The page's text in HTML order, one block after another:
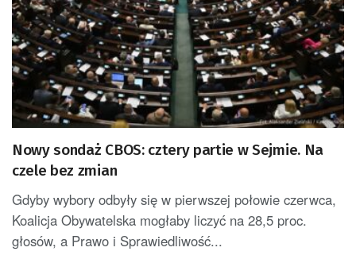
Nowy sondaż CBOS: cztery partie w Sejmie. Na
czele bez zmian
Gdyby wybory odbyły się w pierwszej połowie czerwca,
Koalicja Obywatelska mogłaby liczyć na 28,5 proc.
głosów, a Prawo i Sprawiedliwość...